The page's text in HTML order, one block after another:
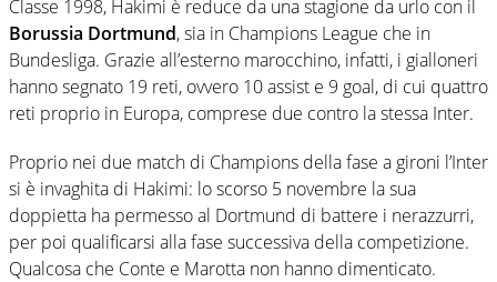
Classe 1998, Hakimi è reduce da una stagione da urlo con il
Borussia Dortmund, sia in Champions League che in
Bundesliga. Grazie all’esterno marocchino, infatti, i gialloneri
hanno segnato 19 reti, ovvero 10 assist e 9 goal, di cui quattro
reti proprio in Europa, comprese due contro la stessa Inter.
Proprio nei due match di Champions della fase a gironi l’Inter
si è invaghita di Hakimi: lo scorso 5 novembre la sua
doppietta ha permesso al Dortmund di battere i nerazzurri,
per poi qualificarsi alla fase successiva della competizione.
Qualcosa che Conte e Marotta non hanno dimenticato.